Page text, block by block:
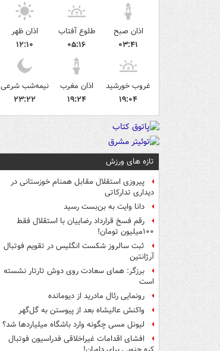
اذان صبح
۰۳:۴۱
طلوع آفتاب
۰۵:۱۶
اذان ظهر
۱۲:۱۰
غروب خورشید
۱۹:۰۴
اذان مغرب
۱۹:۲۴
نیمه‌شب شرعی
۲۳:۲۲
تازه های ورزش
پیروزی استقلال مقابل همنام خوزستانی در
دیداری تدارکاتی
دانا وایت به بن‌بست رسید
رقم فسخ قرارداد رضاییان با استقلال فقط
۱۰۰میلیون تومان!
ثبت سالروز شکست انگلیس در تقویم فوتبال
آرژانتین
برزگر: همای سعادت روی دوش تارتار نشسته
است
رونمایی رئال مادرید از دیومانده
واکنش عالیشاه بعد از پیوستن به گل‌گهر
لیونل مسی چگونه وارد باشگاه میلیاردها شد؟
افشای اقدامات غیراخلاقی فدراسیون فوتبال